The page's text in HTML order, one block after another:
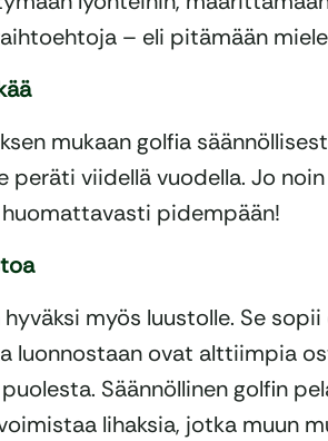
– eli pitämään
mukaan golfia
peräti viidellä vuodella. Jo
pidempään!
myös luustolle. Se
luonnostaan ovat alttiimpia
Säännöllinen golfin
lihaksia, jotka muun